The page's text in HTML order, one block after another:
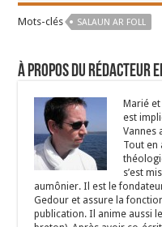
Mots-clés SALAUN AR FOLL
À propos du rédacteur
Marié et
est
Vannes
Tout en
s’est
aumônier. Il est le
Gedour et assure la
publication. Il anime aussi